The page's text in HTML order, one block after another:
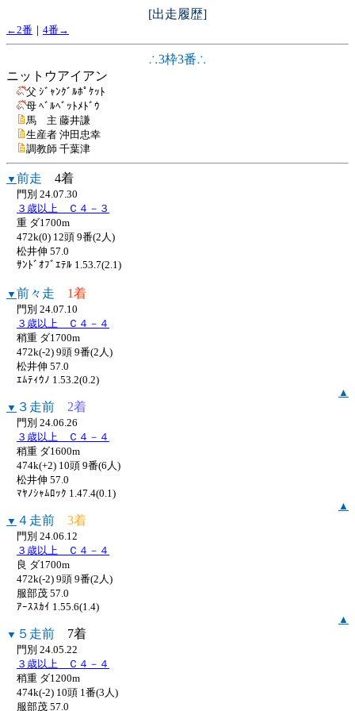
[出走履歴]
←2番 ｜ 4番→
∴3枠3番∴
ニットウアイアン
父 ｼﾞｬﾝｸﾞﾙﾎﾟｹｯﾄ
母 ﾍﾞﾙﾍﾞｯﾄﾒﾄﾞｳ
馬 主 藤井謙
生産者 沖田忠幸
調教師 千葉津
▼ 前走 4着
門別 24.07.30
３歳以上 Ｃ４－３
重 ダ1700m
472k(0) 12頭 9番(2人)
松井伸 57.0
ｻﾝﾄﾞｵﾌﾞｴﾃﾙ 1.53.7(2.1)
▼ 前々走 1着
門別 24.07.10
３歳以上 Ｃ４－４
稍重 ダ1700m
472k(-2) 9頭 9番(2人)
松井伸 57.0
ｴﾑﾃｨｳﾉ 1.53.2(0.2)
▲
▼ ３走前 2着
門別 24.06.26
３歳以上 Ｃ４－４
稍重 ダ1600m
474k(+2) 10頭 9番(6人)
松井伸 57.0
ﾏﾔﾉｼｬﾑﾛｯｸ 1.47.4(0.1)
▲
▼ ４走前 3着
門別 24.06.12
３歳以上 Ｃ４－４
良 ダ1700m
472k(-2) 9頭 9番(2人)
服部茂 57.0
ｱｰｽｽｶｲ 1.55.6(1.4)
▲
▼ ５走前 7着
門別 24.05.22
３歳以上 Ｃ４－４
稍重 ダ1200m
474k(-2) 10頭 1番(3人)
服部茂 57.0